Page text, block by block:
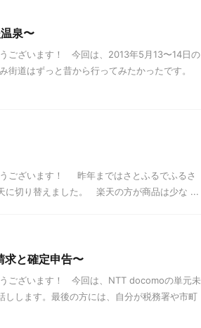
泉〜
ございます！ 今回は、2013年5月13〜14日の
街道はずっと昔から行ってみたかったです。
ございます！ 昨年まではさとふるでふるさ
に切り替えました。 楽天の方が商品は少な ...
と確定申告〜
ございます！ 今回は、NTT docomoの単元未
します。最後の方には、自分が税務署や市町